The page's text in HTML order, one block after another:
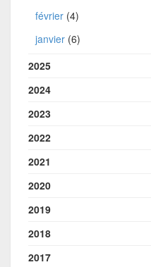
février (4)
janvier (6)
2025
2024
2023
2022
2021
2020
2019
2018
2017